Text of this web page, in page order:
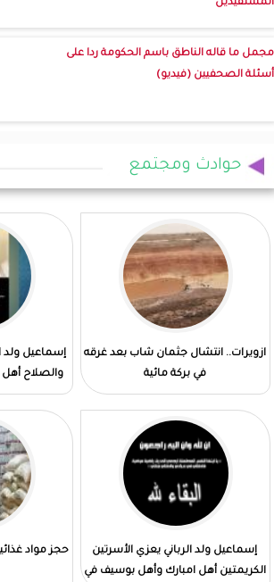
المستفيدين
مجمل ما قاله الناطق باسم الحكومة ردا على
أسئلة الصحفيين (فيديو)
حوادث ومجتمع
ازويرات.. انتشال جثمان شاب بعد غرقه
في بركة مائية
إسماعيل ولد
والصلاح أهل
إسماعيل ولد الرباني يعزي الأسرتين
الكريمتين أهل امبارك وأهل بوسيف في
حجز مواد